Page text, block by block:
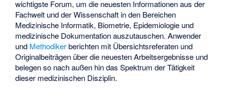
wichtigste Forum, um die neuesten Informationen aus der
Fachwelt und der Wissenschaft in den Bereichen
Medizinische Informatik, Biometrie, Epidemiologie und
medizinische Dokumentation auszutauschen. Anwender
und Methodikerberichten mit Übersichtsreferaten und
Originalbeiträgen über die neuesten Arbeitsergebnisse und
belegen so nach außen hin das Spektrum der Tätigkeit
dieser medizinischen Disziplin.